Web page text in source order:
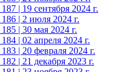
| 19 сентября 2024 г.
| 2 июля 2024 г.
| 30 мая 2024 г.
| 02 апреля 2024 г.
| 20 февраля 2024 г.
| 21 декабря 2023 г.